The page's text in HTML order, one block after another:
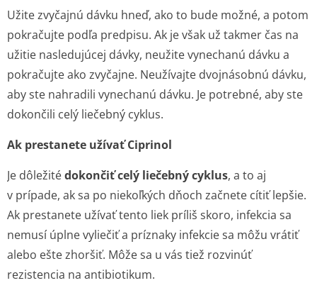
Užite zvyčajnú dávku hneď, ako to bude možné, a potom
pokračujte podľa predpisu. Ak je však už takmer čas na
užitie nasledujúcej dávky, neužite vynechanú dávku a
pokračujte ako zvyčajne. Neužívajte dvojnásobnú dávku,
aby ste nahradili vynechanú dávku. Je potrebné, aby ste
dokončili celý liečebný cyklus.
Ak prestanete užívať Ciprinol
Je dôležitédokončiť celý liečebný cyklus, a to aj
v prípade, ak sa po niekoľkých dňoch začnete cítiť lepšie.
Ak prestanete užívať tento liek príliš skoro, infekcia sa
nemusí úplne vyliečiť a príznaky infekcie sa môžu vrátiť
alebo ešte zhoršiť. Môže sa u vás tiež rozvinúť
rezistencia na antibiotikum.